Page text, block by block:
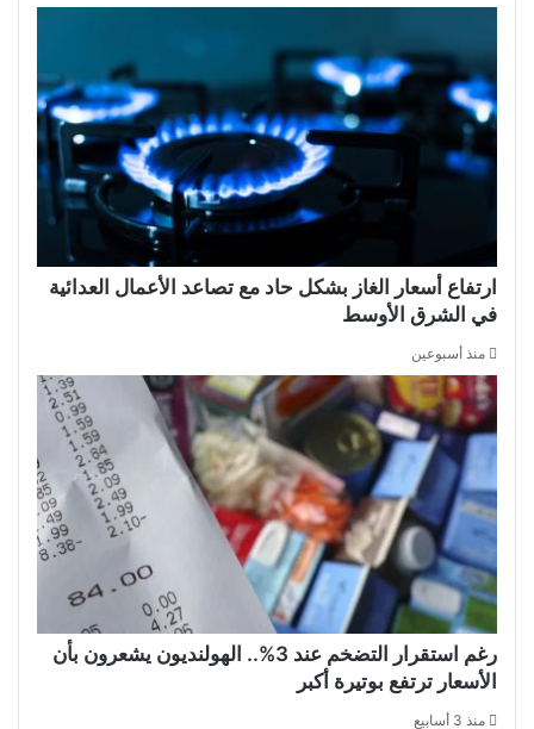
ارتفاع أسعار الغاز بشكل حاد مع تصاعد الأعمال العدائية
في الشرق الأوسط
منذ أسبوعين
رغم استقرار التضخم عند 3%.. الهولنديون يشعرون بأن
الأسعار ترتفع بوتيرة أكبر
منذ 3 أسابيع